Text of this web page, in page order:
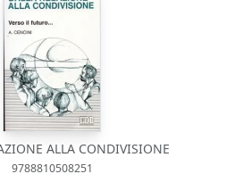
ALLA CONDIVISIONE
9788810508251